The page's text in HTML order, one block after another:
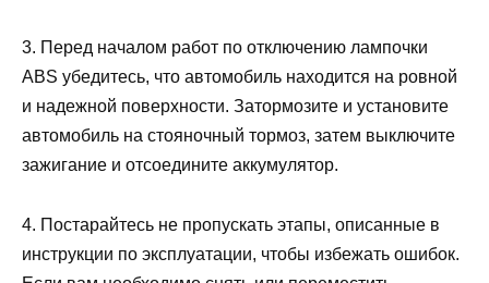
3. Перед началом работ по отключению лампочки
ABS убедитесь, что автомобиль находится на ровной
и надежной поверхности. Затормозите и установите
автомобиль на стояночный тормоз, затем выключите
зажигание и отсоедините аккумулятор.
4. Постарайтесь не пропускать этапы, описанные в
инструкции по эксплуатации, чтобы избежать ошибок.